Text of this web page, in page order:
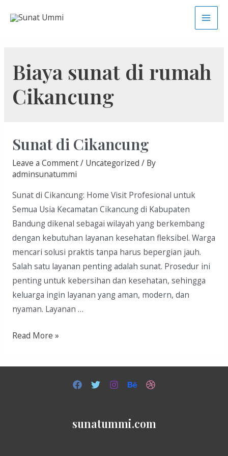
Main
Biaya sunat di rumah
Cikancung
Sunat di Cikancung
Leave a Comment/ Uncategorized / By
adminsunatummi
Sunat di Cikancung: Home Visit Profesional untuk
Semua Usia Kecamatan Cikancung di Kabupaten
Bandung dikenal sebagai wilayah yang berkembang
dengan kebutuhan layanan kesehatan fleksibel. Warga
mencari solusi praktis tanpa harus bepergian jauh.
Salah satu layanan penting adalah sunat. Prosedur ini
penting untuk kebersihan dan kesehatan, sehingga
keluarga ingin layanan yang aman, modern, dan
nyaman. Layanan …
Sunat
Read More »
sunatummi.com